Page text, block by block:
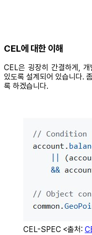
CEL에 대한 이해
CEL은 굉장히 간결하게,
있도록 설계되어 있습니다.
록 하겠습니다.
CEL-SPEC <출처: